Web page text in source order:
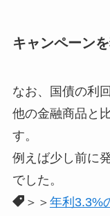
キャンペーン
なお、国債の利
他の金融商品と
す。
例えば少し前に
でした。
＞＞ 年利3.3%